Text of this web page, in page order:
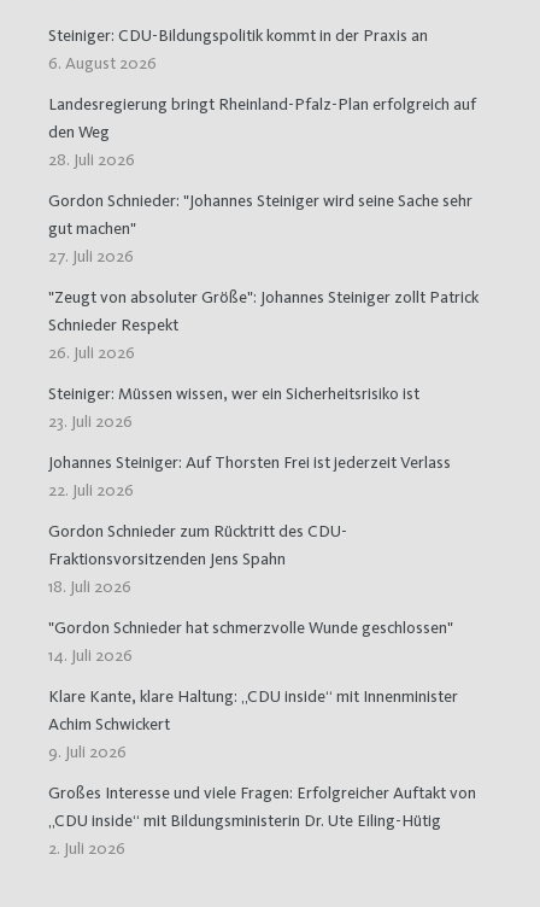
Steiniger: CDU-Bildungspolitik kommt in der Praxis an
6. August 2026
Landesregierung bringt Rheinland-Pfalz-Plan erfolgreich auf
den Weg
28. Juli 2026
Gordon Schnieder: "Johannes Steiniger wird seine Sache sehr
gut machen"
27. Juli 2026
"Zeugt von absoluter Größe": Johannes Steiniger zollt Patrick
Schnieder Respekt
26. Juli 2026
Steiniger: Müssen wissen, wer ein Sicherheitsrisiko ist
23. Juli 2026
Johannes Steiniger: Auf Thorsten Frei ist jederzeit Verlass
22. Juli 2026
Gordon Schnieder zum Rücktritt des CDU-
Fraktionsvorsitzenden Jens Spahn
18. Juli 2026
"Gordon Schnieder hat schmerzvolle Wunde geschlossen"
14. Juli 2026
Klare Kante, klare Haltung: „CDU inside“ mit Innenminister
Achim Schwickert
9. Juli 2026
Großes Interesse und viele Fragen: Erfolgreicher Auftakt von
„CDU inside“ mit Bildungsministerin Dr. Ute Eiling-Hütig
2. Juli 2026